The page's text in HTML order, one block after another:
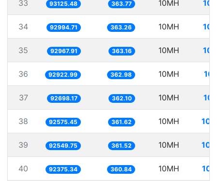
33 93125.48 363.77 10MH
34 92994.71 363.26 10MH
35 92967.91 363.16 10MH
36 92922.99 362.98 10MH
37 92698.17 362.10 10MH
38 92575.45 361.62 10MH
39 92549.75 361.52 10MH
40 92375.34 360.84 10MH